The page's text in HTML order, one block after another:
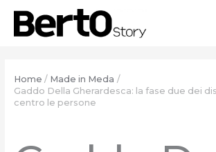
contenuto
navigazione
contenuto
Home
Made in Meda
Gaddo Della Gherardesca: la fase due dei
centro le persone